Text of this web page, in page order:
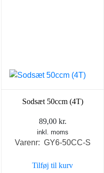
Sodsæt 50ccm (4T)
89,00 kr.
inkl. moms
Varenr: GY6-50CC-S
Tilføj til kurv